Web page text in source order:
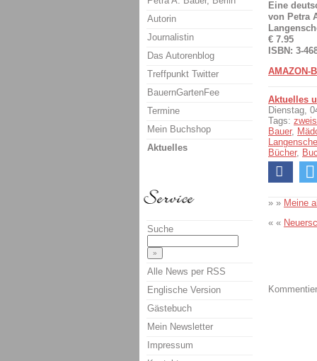
Eine
von Petra
€ 7.95
ISBN: 3-
AMAZON-
Aktuelles
Dienstag,
Tags:
Bauer,
Bücher,
» » Meine
« «
Autorin
Journalistin
Das Autorenblog
Treffpunkt Twitter
BauernGartenFee
Termine
Mein Buchshop
Aktuelles
Suche
Alle News per RSS
Englische Version
Gästebuch
Mein Newsletter
Impressum